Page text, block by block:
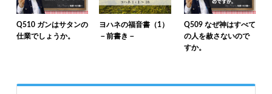
Q510 ガンはサタンの
仕業でしょうか。
ヨハネの福音書（1）
－前書き－
Q509 なぜ神はすべて
の人を赦さないので
すか。